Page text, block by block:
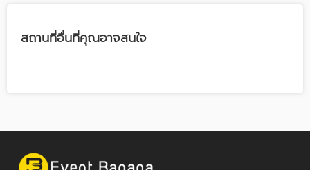
สถานที่อื่นที่คุณอาจสนใจ